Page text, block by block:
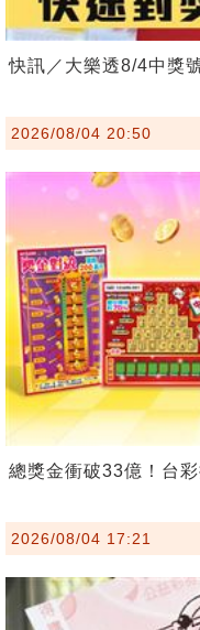
快訊／大樂透8/4中獎
2026/08/04 20:50
總獎金衝破33億！台
2026/08/04 17:21